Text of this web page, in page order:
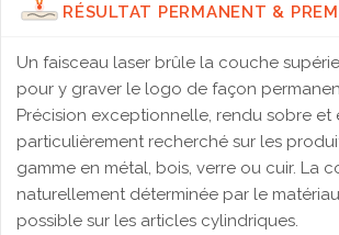
RÉSULTAT PERMANENT &
Un faisceau laser brûle la couche
pour y graver le logo de façon
Précision exceptionnelle, rendu sobre et
particulièrement recherché sur les
gamme en métal, bois, verre ou cuir. La
naturellement déterminée par le
possible sur les articles cylindriques.